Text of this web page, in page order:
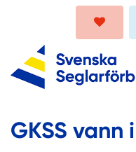
GKSS vann